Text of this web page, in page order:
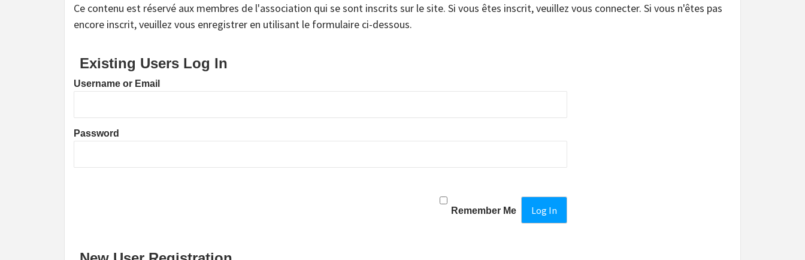
Ce contenu est réservé aux membres de l'association qui se sont inscrits sur le site. Si vous êtes inscrit, veuillez vous connecter. Si vous n'êtes pas
encore inscrit, veuillez vous enregistrer en utilisant le formulaire ci-dessous.
Existing Users Log In
Username or Email
Password
Remember Me